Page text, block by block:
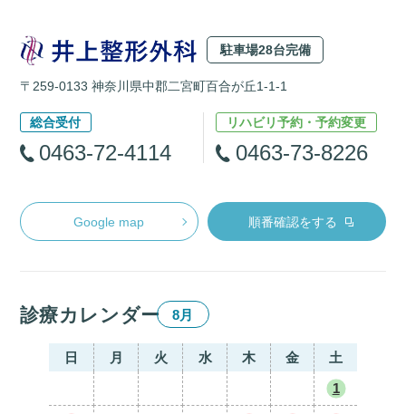
駐車場28台完備
〒259-0133 神奈川県中郡二宮町百合が丘1-1-1
総合受付
0463-72-4114
リハビリ予約・予約変更
0463-73-8226
Google map 順番確認をする
診療カレンダー 8月
日 月 火 水 木 金
土
1